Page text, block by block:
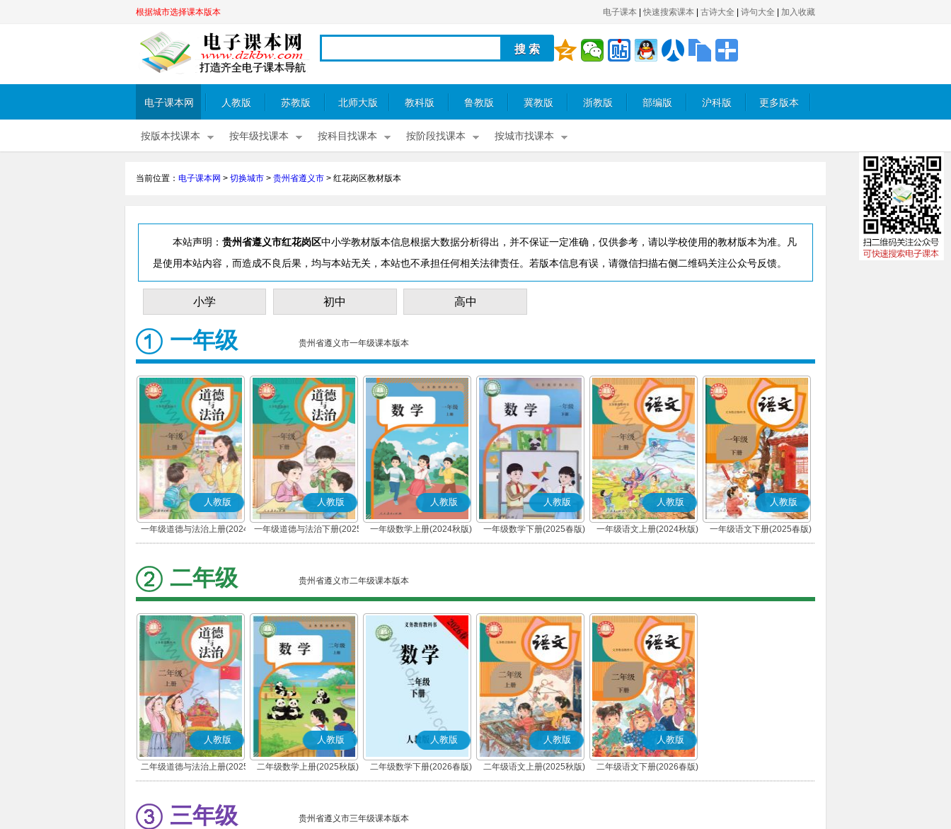
根据城市选择课本版本 电子课本 快速搜索课本 古诗大全 诗句大全 加入收藏
电子课本网 人教版 苏教版 北师大版 教科版 鲁教版 冀教版 浙教版 部编版 沪科版 更多版本
按版本找课本 按年级找课本 按科目找课本 按阶段找课本 按城市找课本
当前位置： 电子课本网 > 切换城市 > 贵州省遵义市 > 红花岗区教材版本
本站声明： 贵州省遵义市红花岗区中小学教材版本信息根据大数据分析得出，并不保证一定准确，仅供参考，请以学校使用的教材版本为准。凡
是使用本站内容，而造成不良后果，均与本站无关，本站也不承担任何相关法律责任。若版本信息有误，请微信扫描右侧二维码关注公众号反馈。
小学 初中 高中
一年级 贵州省遵义市一年级课本版本
人教版
一年级道德与法治上册(2024
秋版)(部编版)
人教版
一年级道德与法治下册(2025
春版)(部编版)
人教版
一年级数学上册(2024秋版)
人教版
一年级数学下册(2025春版)
人教版
一年级语文上册(2024秋版)
(部编版)
人教版
一年级语文下册(2025春版)
(部编版)
二年级 贵州省遵义市二年级课本版本
人教版
二年级道德与法治上册(2025
秋版)(部编版)
人教版
二年级数学上册(2025秋版)
人教版
二年级数学下册(2026春版)
人教版
二年级语文上册(2025秋版)
(部编版)
人教版
二年级语文下册(2026春版)
(部编版)
三年级 贵州省遵义市三年级课本版本